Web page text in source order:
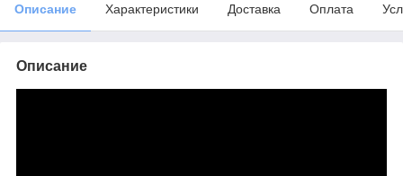
Описание Характеристики Доставка Оплата
Описание